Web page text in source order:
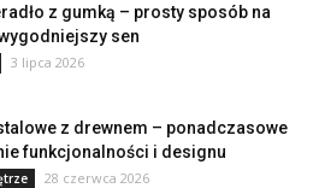
z gumką – prosty sposób na
sen
3 lipca 2026
z drewnem – ponadczasowe
funkcjonalności i designu
28 czerwca 2026